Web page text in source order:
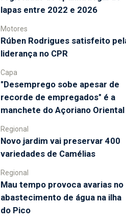
lapas entre 2022 e 2026
Motores
Rúben Rodrigues satisfeito
liderança no CPR
Capa
"Desemprego sobe apesar de
recorde de empregados" é a
manchete do Açoriano Oriental
Regional
Novo jardim vai preservar 400
variedades de Camélias
Regional
Mau tempo provoca avarias no
abastecimento de água na ilha
do Pico